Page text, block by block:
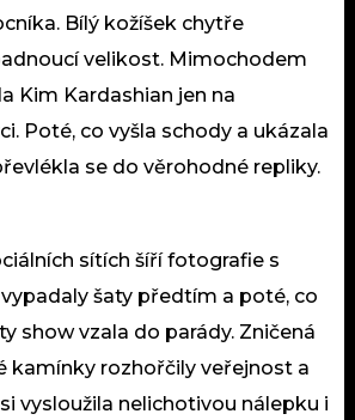
Bílý kožíšek chytře
velikost. Mimochodem
Kim Kardashian jen na
Poté, co vyšla schody a ukázala
se do věrohodné repliky.
sítích šíří fotografie s
šaty předtím a poté, co
show vzala do parády. Zničená
kamínky rozhořčily veřejnost a
vysloužila nelichotivou nálepku i